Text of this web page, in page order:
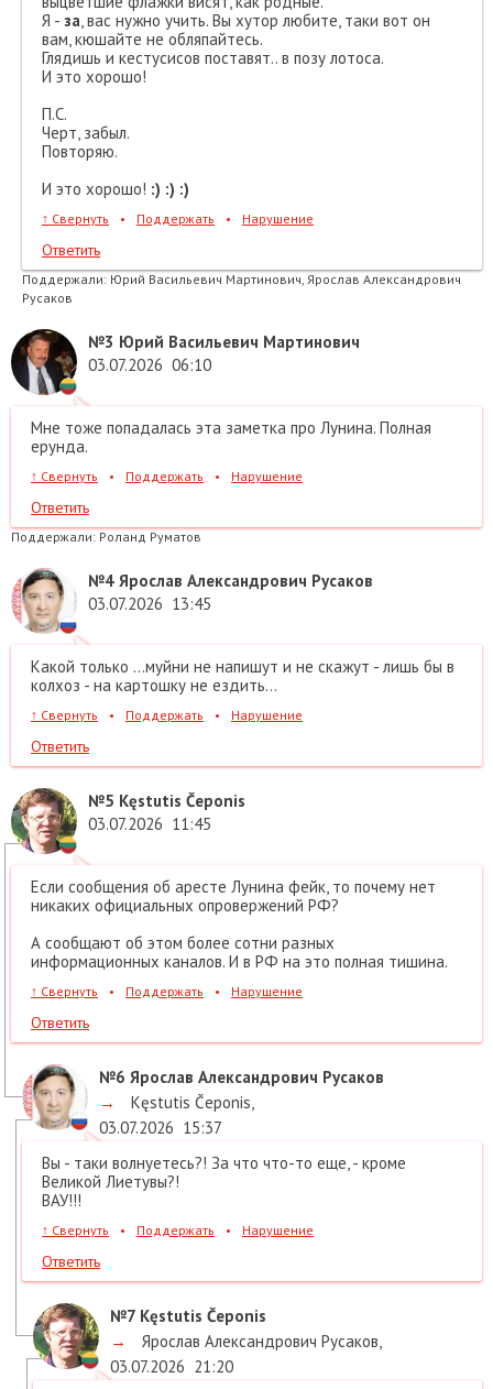
Я - за , вас нужно учить. Вы хутор любите, таки вот он
вам, кюшайте не обляпайтесь.
Глядишь и кестусисов поставят.. в позу лотоса.
И это хорошо!
П.С.
Черт, забыл.
Повторяю.
И это хорошо! :) :) :)
↑ Свернуть • Поддержать • Нарушение
Ответить
Поддержали: Юрий Васильевич Мартинович, Ярослав Александрович
Русаков
№3 Юрий Васильевич Мартинович
03.07.2026 06:10
Мне тоже попадалась эта заметка про Лунина. Полная
ерунда.
↑ Свернуть • Поддержать • Нарушение
Ответить
Поддержали: Роланд Руматов
№4 Ярослав Александрович Русаков
03.07.2026 13:45
Какой только ...муйни не напишут и не скажут - лишь бы в
колхоз - на картошку не ездить...
↑ Свернуть • Поддержать • Нарушение
Ответить
№5 Kęstutis Čeponis
03.07.2026 11:45
Если сообщения об аресте Лунина фейк, то почему нет
никаких официальных опровержений РФ?
А сообщают об этом более сотни разных
информационных каналов. И в РФ на это полная тишина.
↑ Свернуть • Поддержать • Нарушение
Ответить
№6 Ярослав Александрович Русаков
→
Kęstutis Čeponis
03.07.2026 15:37
Вы - таки волнуетесь?! За что что-то еще, - кроме
Великой Лиетувы?!
ВАУ!!!
↑ Свернуть • Поддержать • Нарушение
Ответить
№7 Kęstutis Čeponis
→
Ярослав Александрович Русаков
03.07.2026 21:20